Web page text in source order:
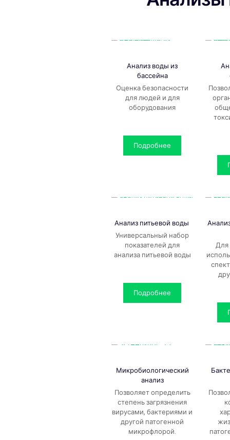
Анализ воды из
бассейна
Оценка безопасности
для людей и для
оборудования
Подробнее
Анализ питьевой воды
Универсальный набор
показателей для
анализа питьевой воды
Подробнее
Для
Микробиологический
анализ
Позволяет определить
степень загрязнения
вирусами, бактериями и
другой патогенной
микрофлорой.